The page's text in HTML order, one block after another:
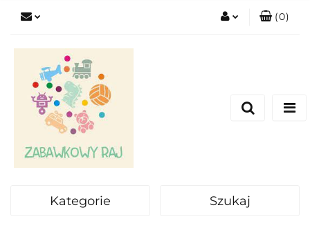
(0)
Kategorie Szukaj